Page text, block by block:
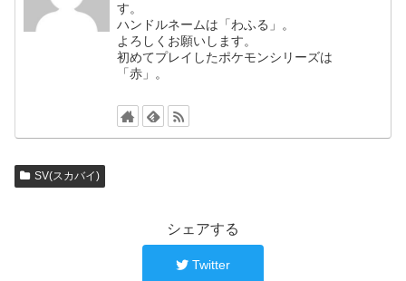
す。
ハンドルネームは「わふる」。
よろしくお願いします。
初めてプレイしたポケモンシリーズは
「赤」。
SV(スカバイ)
シェアする
Twitter